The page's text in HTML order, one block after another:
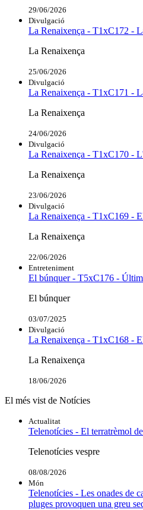
29/06/2026
Divulgació
La Renaixença - T1xC172 -
La Renaixença
25/06/2026
Divulgació
La Renaixença - T1xC171 -
La Renaixença
24/06/2026
Divulgació
La Renaixença - T1xC170 -
La Renaixença
23/06/2026
Divulgació
La Renaixença - T1xC169 -
La Renaixença
22/06/2026
Entreteniment
El búnquer - T5xC176 -
El búnquer
03/07/2025
Divulgació
La Renaixença - T1xC168 -
La Renaixença
18/06/2026
El més vist de Notícies
Actualitat
Telenotícies - El terratrèmol
Telenotícies vespre
08/08/2026
Món
Telenotícies - Les onades de
pluges provoquen una greu